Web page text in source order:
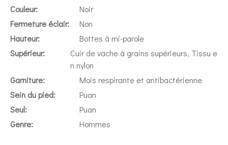
Couleur:
Noir
Fermeture éclair:
Non
Hauteur:
Bottes à mi-parole
Supérieur:
Cuir de vache à grains supérieurs, Tissu e
n nylon
Garniture:
Mois respirante et antibactérienne
Sein du pied:
Puan
Seul:
Puan
Genre:
Hommes